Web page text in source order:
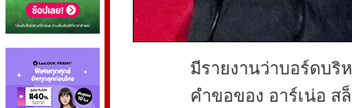
มีรายงานว่าบอร์ดบริ
คำขอของ อาร์เน่อ ส